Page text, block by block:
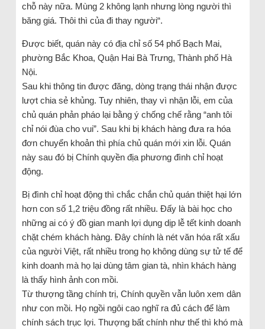
chỗ này nữa. Mùng 2 không lạnh nhưng lòng người thì
băng giá. Thôi thì của đi thay người“.
Được biết, quán này có địa chỉ số 54 phố Bạch Mai,
phường Bắc Khoa, Quận Hai Bà Trưng, Thành phố Hà
Nội.
Sau khi thông tin được đăng, dòng trạng thái nhận được
lượt chia sẻ khủng. Tuy nhiên, thay vì nhận lỗi, em của
chủ quán phản pháo lại bằng ý chống chế rằng “anh tôi
chỉ nói đùa cho vui”. Sau khi bị khách hàng đưa ra hóa
đơn chuyển khoản thì phía chủ quán mới xin lỗi. Quán
này sau đó bị Chính quyền địa phương đình chỉ hoạt
động.
Bị đình chỉ hoạt động thì chắc chắn chủ quán thiệt hại lớn
hơn con số 1,2 triệu đồng rất nhiều. Đấy là bài học cho
những ai có ý đồ gian manh lợi dụng dịp lễ tết kinh doanh
chặt chém khách hàng. Đây chính là nét văn hóa rất xấu
của người Việt, rất nhiều trong họ không dùng sự tử tế để
kinh doanh mà họ lại dùng tâm gian tà, nhìn khách hàng
là thấy hình ảnh con mồi.
Từ thượng tầng chính trị, Chính quyền vẫn luôn xem dân
như con mồi. Họ ngồi ngôi cao nghĩ ra đủ cách để làm
chính sách trục lợi. Thượng bất chính như thế thì khó mà